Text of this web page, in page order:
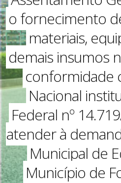
o fornecimento
materiais,
demais insumos
conformidade
Nacional
Federal nº
atender à
Municipal de
Município de